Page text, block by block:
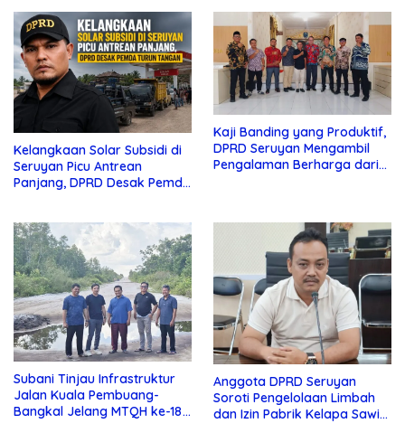
Kelangkaan Solar Subsidi di
Seruyan Picu Antrean
Panjang, DPRD Desak Pemda
Kaji Banding yang Produktif,
DPRD Seruyan Mengambil
Pengalaman Berharga dari
Subani Tinjau Infrastruktur
Jalan Kuala Pembuang-
Bangkal Jelang MTQH ke-18
Anggota DPRD Seruyan
Soroti Pengelolaan Limbah
dan Izin Pabrik Kelapa Sawit